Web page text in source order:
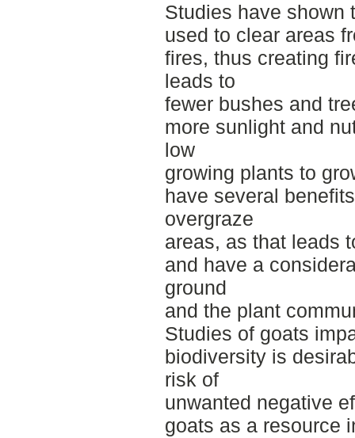
Studies have shown
used to clear areas
fires, thus creating
leads to
fewer bushes and
more sunlight and
low
growing plants to
have several
overgraze
areas, as that leads
and have a
ground
and the plant
Studies of goats
biodiversity is
risk of
unwanted negative
goats as a resource